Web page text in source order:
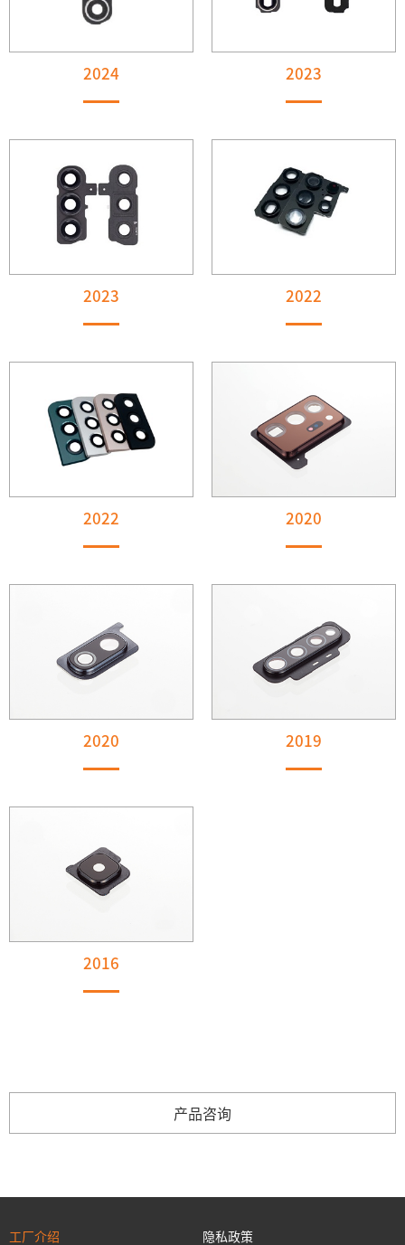
2024 2023
2023 2022
2022 2020
2020 2019
2016
产品咨询
工厂介绍 隐私政策